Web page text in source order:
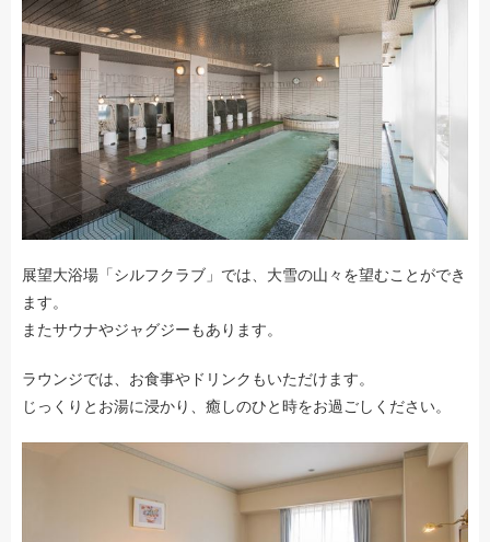
展望大浴場「シルフクラブ」では、大雪の山々を望むことができ
ます。
またサウナやジャグジーもあります。
ラウンジでは、お食事やドリンクもいただけます。
じっくりとお湯に浸かり、癒しのひと時をお過ごしください。